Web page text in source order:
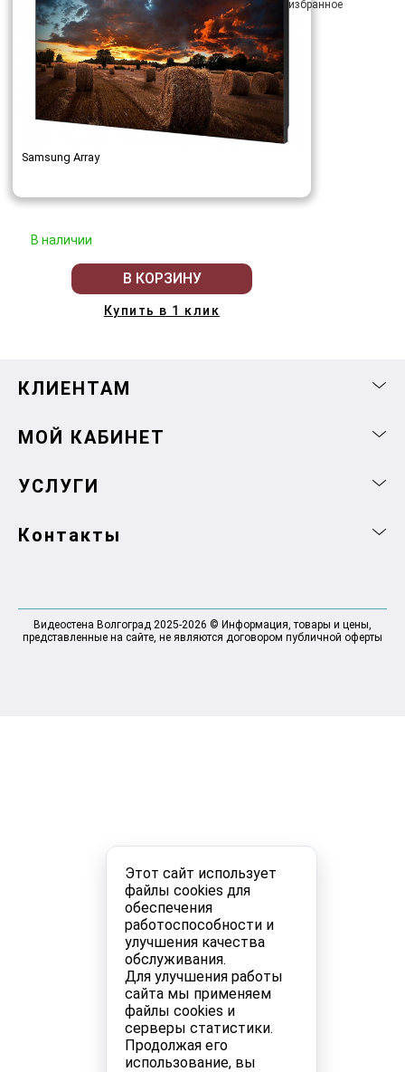
Этот сайт использует
файлы cookies для
обеспечения
работоспособности и
улучшения качества
обслуживания.
Для улучшения работы
сайта мы применяем
файлы cookies и
серверы статистики.
Продолжая его
использование, вы
Samsung Array
В наличии
В КОРЗИНУ
Купить в 1 клик
КЛИЕНТАМ
МОЙ КАБИНЕТ
УСЛУГИ
Контакты
Видеостена Волгоград 2025-2026 © Информация, товары и цены,
представленные на сайте, не являются договором публичной оферты